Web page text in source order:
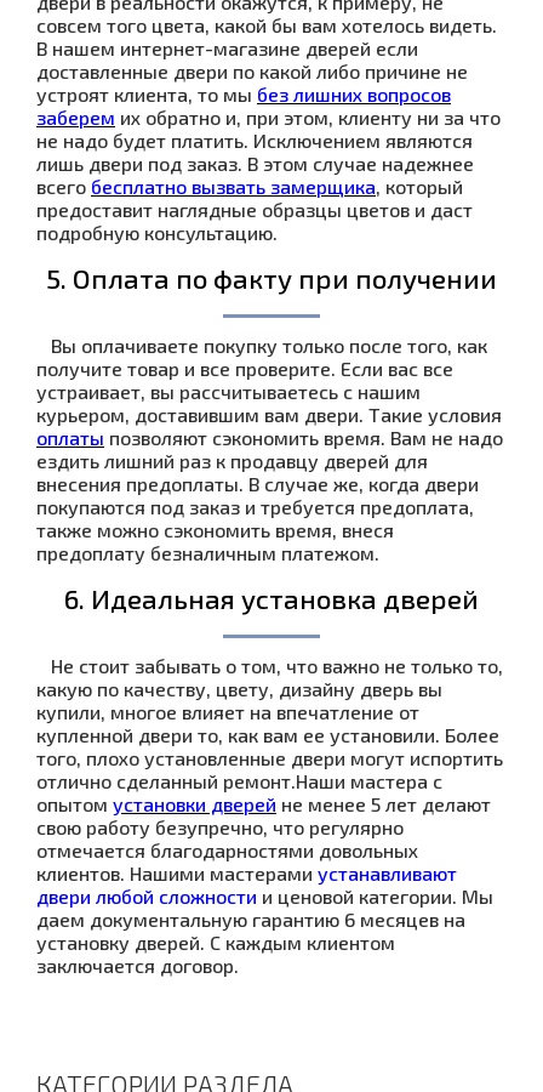
совсем того цвета, какой бы вам хотелось видеть.
В нашем интернет-магазине дверей если
доставленные двери по какой либо причине не
устроят клиента, то мы без лишних вопросов
заберем их обратно и, при этом, клиенту ни за что
не надо будет платить. Исключением являются
лишь двери под заказ. В этом случае надежнее
всего бесплатно вызвать замерщика, который
предоставит наглядные образцы цветов и даст
подробную консультацию.
5. Оплата по факту при получении
Вы оплачиваете покупку только после того, как
получите товар и все проверите. Если вас все
устраивает, вы рассчитываетесь с нашим
курьером, доставившим вам двери. Такие условия
оплаты позволяют сэкономить время. Вам не надо
ездить лишний раз к продавцу дверей для
внесения предоплаты. В случае же, когда двери
покупаются под заказ и требуется предоплата,
также можно сэкономить время, внеся
предоплату безналичным платежом.
6. Идеальная установка дверей
Не стоит забывать о том, что важно не только то,
какую по качеству, цвету, дизайну дверь вы
купили, многое влияет на впечатление от
купленной двери то, как вам ее установили. Более
того, плохо установленные двери могут испортить
отлично сделанный ремонт.Наши мастера с
опытом установки дверей не менее 5 лет делают
свою работу безупречно, что регулярно
отмечается благодарностями довольных
клиентов. Нашими мастерами устанавливают
двери любой сложности и ценовой категории. Мы
даем документальную гарантию 6 месяцев на
установку дверей. С каждым клиентом
заключается договор.
КАТЕГОРИИ РАЗДЕЛА